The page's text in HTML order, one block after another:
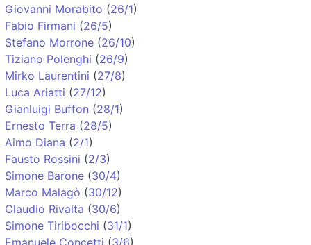
Giovanni Morabito (26/1)
Fabio Firmani (26/5)
Stefano Morrone (26/10)
Tiziano Polenghi (26/9)
Mirko Laurentini (27/8)
Luca Ariatti (27/12)
Gianluigi Buffon (28/1)
Ernesto Terra (28/5)
Aimo Diana (2/1)
Fausto Rossini (2/3)
Simone Barone (30/4)
Marco Malagò (30/12)
Claudio Rivalta (30/6)
Simone Tiribocchi (31/1)
Emanuele Concetti (3/6)